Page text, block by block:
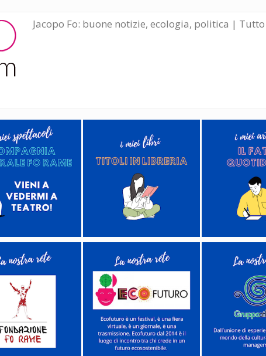
Jacopo Fo: buone notizie, ecologia, politica |